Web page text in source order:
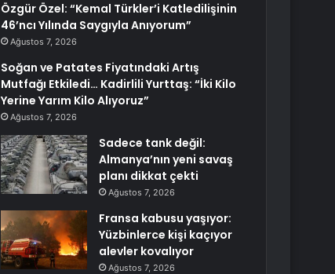
Özgür Özel: “Kemal Türkler’i Katledilişinin
46’ncı Yılında Saygıyla Anıyorum”
Ağustos 7, 2026
Soğan ve Patates Fiyatındaki Artış
Mutfağı Etkiledi… Kadirlili Yurttaş: “İki Kilo
Yerine Yarım Kilo Alıyoruz”
Ağustos 7, 2026
Sadece tank değil:
Almanya’nın yeni savaş
planı dikkat çekti
Ağustos 7, 2026
Fransa kabusu yaşıyor:
Yüzbinlerce kişi kaçıyor
alevler kovalıyor
Ağustos 7, 2026